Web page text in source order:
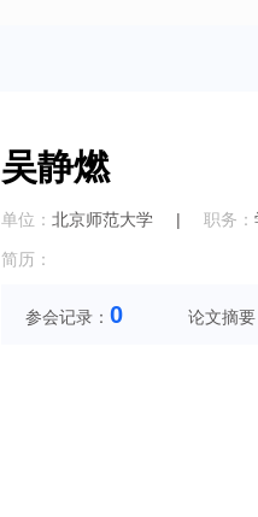
吴静燃
单位： 北京师范大学 | 职务：
简历：
参会记录： 0 论文摘